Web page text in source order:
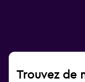
Trouvez de